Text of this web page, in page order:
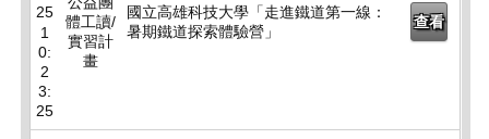
25
1
0:
2
3:
25
體工讀/
實習計
畫
國立高雄科技大學「走進鐵道第一線：
暑期鐵道探索體驗營」
查看